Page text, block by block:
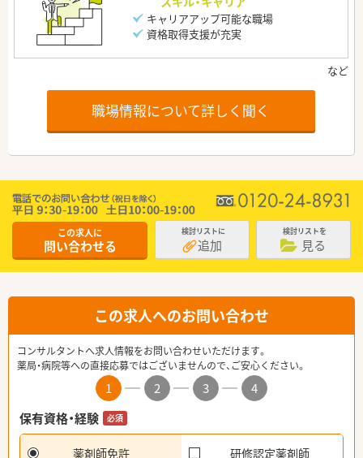
キャリアアップ可能な職場
資格取得支援が充実
職場情報について詳しく聞く
この求人に
問い合わせる
検討リストに
追加
検討リストを
見る
この求人へのお問い合わせ
コンサルタントへ求人情報をお問い合わせいただけます。
薬局・病院等への直接応募ではございませんので、ご安心ください。
1 2 3
4
保有資格・経験
必須
薬剤師免許 研修認定薬剤師